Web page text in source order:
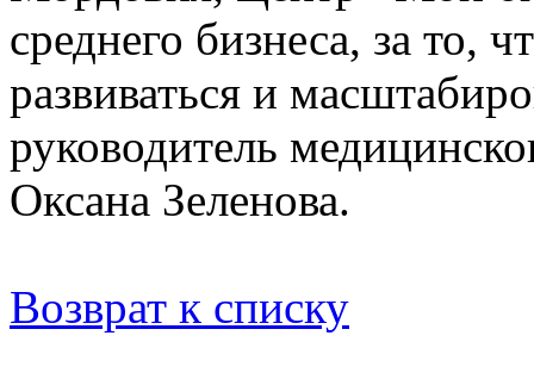
среднего бизнеса, за то,
развиваться и
руководитель
Оксана Зеленова.
Возврат к списку